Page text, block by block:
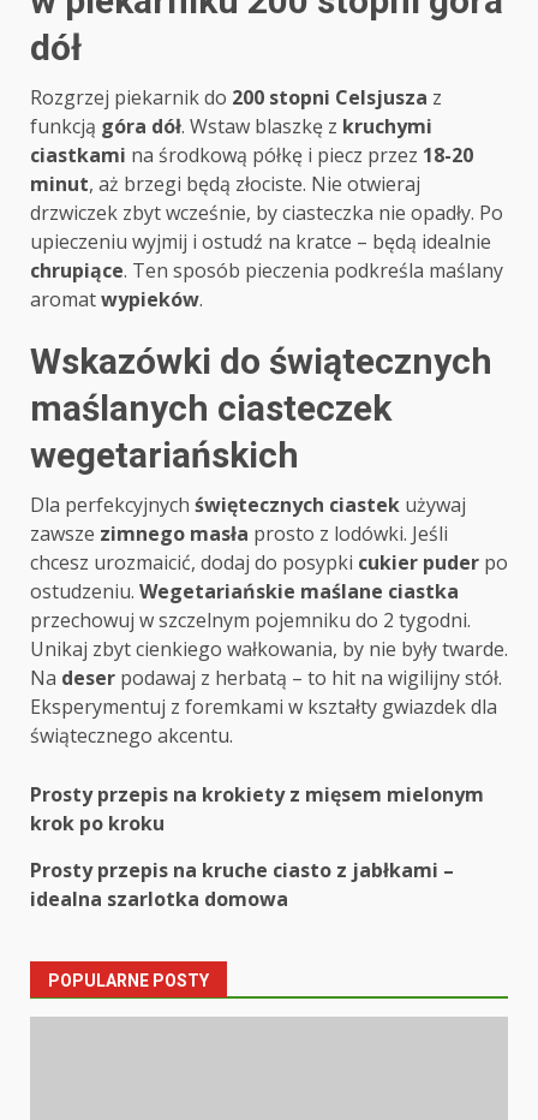
dół
Rozgrzej piekarnik do 200 stopni Celsjusza z
funkcją góra dół. Wstaw blaszkę z kruchymi
ciastkami na środkową półkę i piecz przez 18-20
minut, aż brzegi będą złociste. Nie otwieraj
drzwiczek zbyt wcześnie, by ciasteczka nie opadły. Po
upieczeniu wyjmij i ostudź na kratce – będą idealnie
chrupiące. Ten sposób pieczenia podkreśla maślany
aromatwypieków.
Wskazówki do świątecznych
maślanych ciasteczek
wegetariańskich
Dla perfekcyjnych świętecznych ciastek używaj
zawsze zimnego masła prosto z lodówki. Jeśli
chcesz urozmaicić, dodaj do posypki cukier puder po
ostudzeniu. Wegetariańskie maślane ciastka
przechowuj w szczelnym pojemniku do 2 tygodni.
Unikaj zbyt cienkiego wałkowania, by nie były twarde.
Na deser podawaj z herbatą – to hit na wigilijny stół.
Eksperymentuj z foremkami w kształty gwiazdek dla
świątecznego akcentu.
Post
navigation
Prosty przepis na krokiety z mięsem mielonym
krok po kroku
Prosty przepis na kruche ciasto z jabłkami –
idealna szarlotka domowa
POPULARNE POSTY